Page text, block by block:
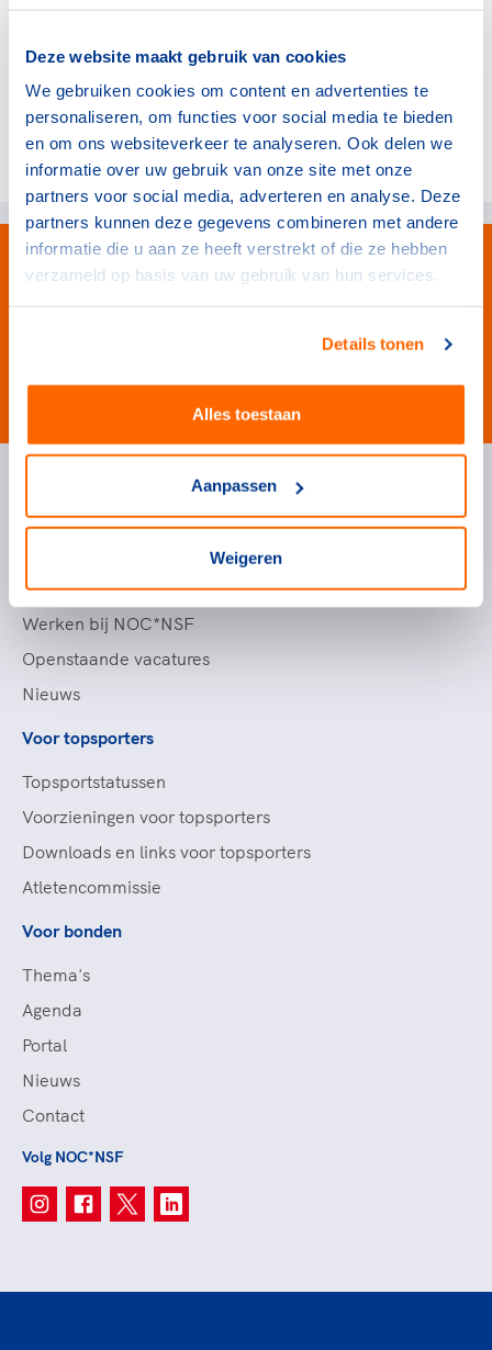
Deze website maakt gebruik van cookies
We gebruiken cookies om content en advertenties te
personaliseren, om functies voor social media te bieden
en om ons websiteverkeer te analyseren. Ook delen we
informatie over uw gebruik van onze site met onze
partners voor social media, adverteren en analyse. Deze
partners kunnen deze gegevens combineren met andere
informatie die u aan ze heeft verstrekt of die ze hebben
verzameld op basis van uw gebruik van hun services.
Details tonen
Alles toestaan
Aanpassen
Weigeren
genieten van de karatewedstrijd van je dochter,
hockeywedstrijd van je buurjongen.
Lees verder
sportomgeving
Voor welk gedrag staat de club? Wat mag wel
langs de lijn, in de kleedkamer, kantine en online?
En wat mag vooral niet? Een gedragscode geeft
hier richting aan en is dus een belangrijk
onderdeel van het clubbeleid rondom gewenst en
ongewenst gedrag.
Lees verder
toekomstig kader.
Lees verder
(kayan.bool@nocnsf.nl)of Honzik Pavel Projectleider
Talentontwikkeling (honzik.pavel@nocnsf.nl).
Deel dit artikel op social media:
#wewinnenveelmetsport
Handige links
Topsportevenementenbeleid
Partners
Werken bij NOC*NSF
Openstaande vacatures
Nieuws
Voor topsporters
Topsportstatussen
Voorzieningen voor topsporters
Downloads en links voor topsporters
Atletencommissie
Voor bonden
Thema's
Agenda
Portal
Nieuws
Contact
Volg NOC*NSF